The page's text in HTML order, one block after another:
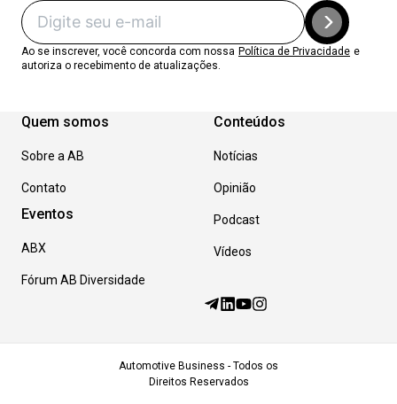
Ao se inscrever, você concorda com nossa Política de Privacidade e
autoriza o recebimento de atualizações.
Quem somos
Sobre a AB
Contato
Eventos
ABX
Fórum AB Diversidade
Conteúdos
Notícias
Opinião
Podcast
Vídeos
Automotive Business - Todos os
Direitos Reservados